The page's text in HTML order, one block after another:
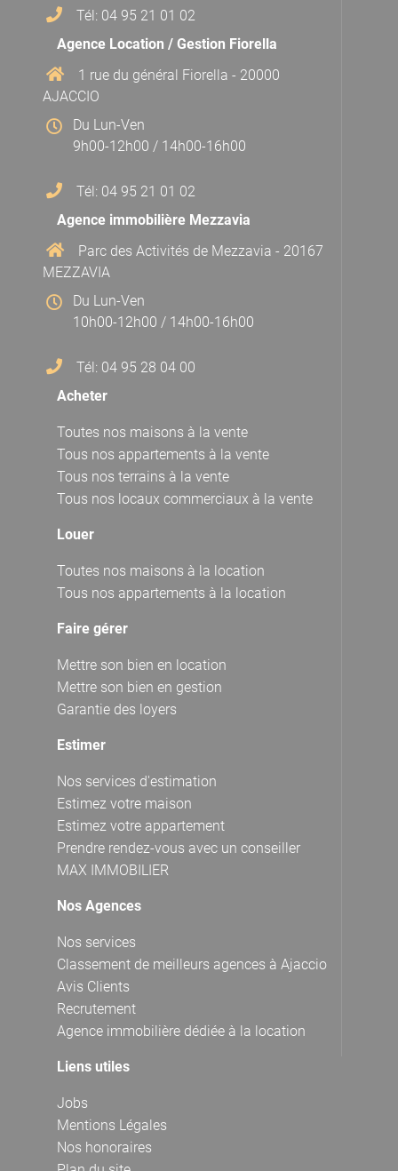
Tél: 04 95 21 01 02
Agence Location / Gestion Fiorella
1 rue du général Fiorella - 20000
AJACCIO
Du Lun-Ven
9h00-12h00 / 14h00-16h00
Tél: 04 95 21 01 02
Agence immobilière Mezzavia
Parc des Activités de Mezzavia - 20167
MEZZAVIA
Du Lun-Ven
10h00-12h00 / 14h00-16h00
Tél: 04 95 28 04 00
Acheter
Toutes nos maisons à la vente
Tous nos appartements à la vente
Tous nos terrains à la vente
Tous nos locaux commerciaux à la vente
Louer
Toutes nos maisons à la location
Tous nos appartements à la location
Faire gérer
Mettre son bien en location
Mettre son bien en gestion
Garantie des loyers
Estimer
Nos services d'estimation
Estimez votre maison
Estimez votre appartement
Prendre rendez-vous avec un conseiller
MAX IMMOBILIER
Nos Agences
Nos services
Classement de meilleurs agences à Ajaccio
Avis Clients
Recrutement
Agence immobilière dédiée à la location
Liens utiles
Jobs
Mentions Légales
Nos honoraires